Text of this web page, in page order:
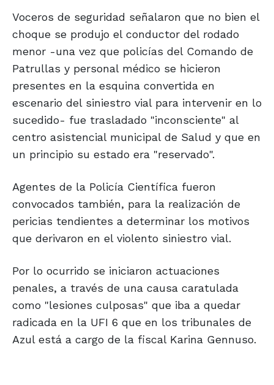
Voceros de seguridad señalaron que no bien el
choque se produjo el conductor del rodado
menor -una vez que policías del Comando de
Patrullas y personal médico se hicieron
presentes en la esquina convertida en
escenario del siniestro vial para intervenir en lo
sucedido- fue trasladado "inconsciente" al
centro asistencial municipal de Salud y que en
un principio su estado era "reservado".
Agentes de la Policía Científica fueron
convocados también, para la realización de
pericias tendientes a determinar los motivos
que derivaron en el violento siniestro vial.
Por lo ocurrido se iniciaron actuaciones
penales, a través de una causa caratulada
como "lesiones culposas" que iba a quedar
radicada en la UFI 6 que en los tribunales de
Azul está a cargo de la fiscal Karina Gennuso.